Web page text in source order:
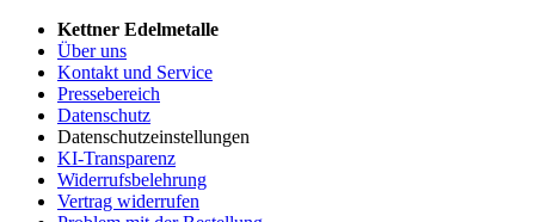
Kettner Edelmetalle
Über uns
Kontakt und Service
Pressebereich
Datenschutz
Datenschutzeinstellungen
KI-Transparenz
Widerrufsbelehrung
Vertrag widerrufen